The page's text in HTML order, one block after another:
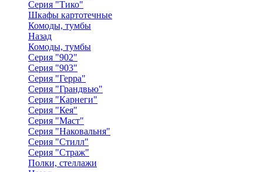
Серия "Тико"
Шкафы картотечные
Комоды, тумбы
Назад
Комоды, тумбы
Серия "902"
Серия "903"
Серия "Герра"
Серия "Грандвью"
Серия "Карнеги"
Серия "Кея"
Серия "Маст"
Серия "Наковальня"
Серия "Стилл"
Серия "Страж"
Полки, стеллажи